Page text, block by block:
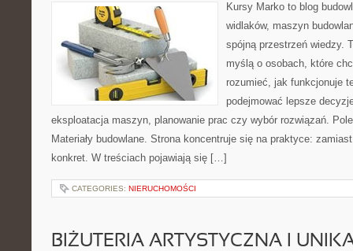
Kursy Marko to blog
widlaków, maszyn
spójną przestrzeń wiedzy.
myślą o osobach, które
rozumieć, jak funkcjonuje
podejmować lepsze
eksploatacja maszyn, planowanie prac czy wybór rozwiązań.
Materiały budowlane. Strona koncentruje się na praktyce:
konkret. W treściach pojawiają się […]
CATEGORIES: NIERUCHOMOŚCI
BIŻUTERIA ARTYSTYCZNA I